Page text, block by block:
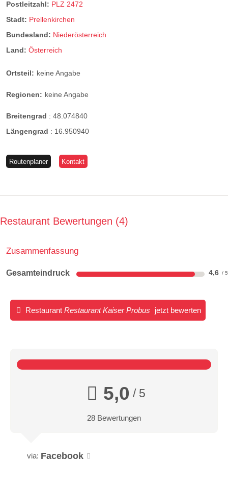
Postleitzahl: PLZ 2472
Stadt: Prellenkirchen
Bundesland: Niederösterreich
Land: Österreich
Ortsteil: keine Angabe
Regionen: keine Angabe
Breitengrad : 48.074840
Längengrad : 16.950940
Routenplaner Kontakt
Restaurant Bewertungen 4
Zusammenfassung
Gesamteindruck 4,6
Restaurant Restaurant Kaiser Probus jetzt bewerten
5,0 / 5
28 Bewertungen
via: Facebook